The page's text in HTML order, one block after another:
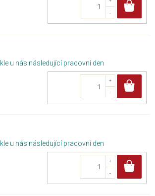
u nás následující pracovní den
u nás následující pracovní den